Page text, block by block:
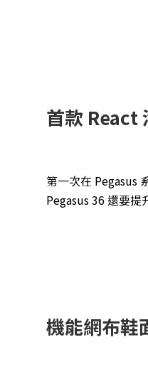
首款 React
第一次在 Pegasus
Pegasus 36 還要
機能網布鞋